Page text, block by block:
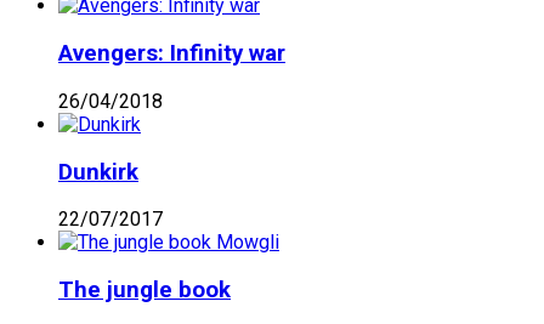
Avengers: Infinity war
26/04/2018
Dunkirk
22/07/2017
The jungle book